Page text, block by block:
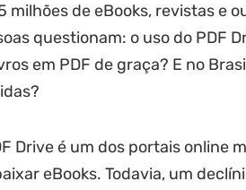
milhões de eBooks, revistas e
questionam: o uso do PDF
em PDF de graça? E no
Drive é um dos portais online
eBooks. Todavia, um